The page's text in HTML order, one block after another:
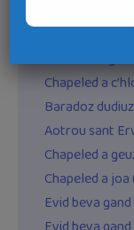
Bezit benniget
Chapeled a
Baradoz dudiuz
Aotrou sant
Chapeled a
Chapeled a
Evid beva